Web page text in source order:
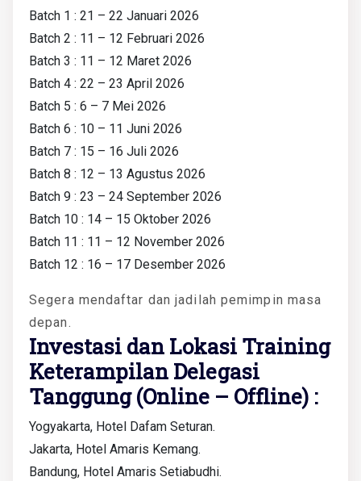
Batch 1 : 21 – 22 Januari 2026
Batch 2 : 11 – 12 Februari 2026
Batch 3 : 11 – 12 Maret 2026
Batch 4 : 22 – 23 April 2026
Batch 5 : 6 – 7 Mei 2026
Batch 6 : 10 – 11 Juni 2026
Batch 7 : 15 – 16 Juli 2026
Batch 8 : 12 – 13 Agustus 2026
Batch 9 : 23 – 24 September 2026
Batch 10 : 14 – 15 Oktober 2026
Batch 11 : 11 – 12 November 2026
Batch 12 : 16 – 17 Desember 2026
Segera mendaftar dan jadilah pemimpin masa
depan.
Investasi dan Lokasi Training
Keterampilan Delegasi
Tanggung (Online – Offline) :
Yogyakarta, Hotel Dafam Seturan.
Jakarta, Hotel Amaris Kemang.
Bandung, Hotel Amaris Setiabudhi.